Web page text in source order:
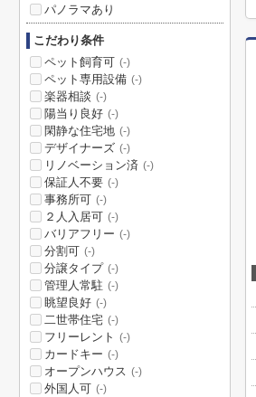
パノラマあり
こだわり条件
ペット飼育可 (-)
ペット専用設備 (-)
楽器相談 (-)
陽当り良好 (-)
閑静な住宅地 (-)
デザイナーズ (-)
リノベーション済 (-)
保証人不要 (-)
事務所可 (-)
２人入居可 (-)
バリアフリー (-)
分割可 (-)
分譲タイプ (-)
管理人常駐 (-)
眺望良好 (-)
二世帯住宅 (-)
フリーレント (-)
カードキー (-)
オープンハウス (-)
外国人可 (-)